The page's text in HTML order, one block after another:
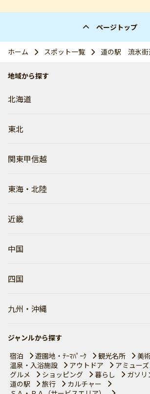
ページトップ
ホーム スポット一覧 道の駅 流氷街
地域から探す
北海道
東北
関東甲信越
東海・北陸
近畿
中国
四国
九州・沖縄
ジャンルから探す
宿泊
遊園地・ﾃｰﾏﾊﾟｰｸ 観光名所
美
温泉・入浴施設
アウトドア
アミュー
グルメ
ショッピング 暮らし
ガソリ
道の駅
旅行
カルチャー